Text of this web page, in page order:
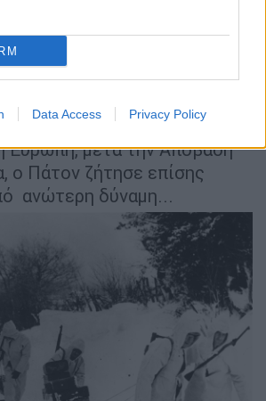
Data Access Privacy Policy
που τους είχαν
αφοσίωσηπου ζήτησε από τα
και έμπειρα
που είχαν διατρέξει
Ευρώπη, μετά την Απόβαση
ο Πάτον ζήτησε επίσης
ανώτερη δύναμη...